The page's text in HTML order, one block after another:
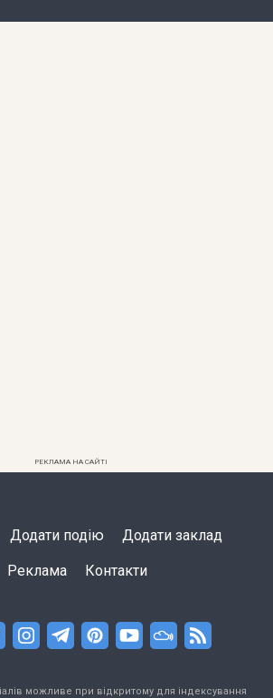
РЕКЛАМА НА САЙТІ
Додати подію Додати заклад
Реклама Контакти
можливе при відкритому для індексування